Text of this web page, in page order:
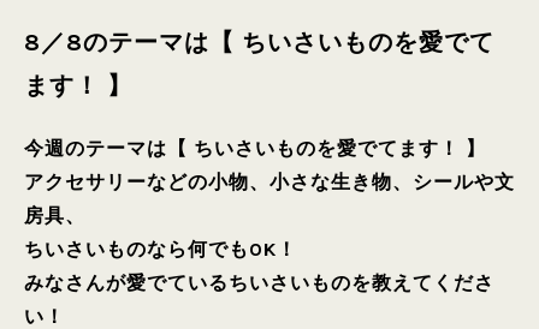
8／8のテーマは【 ちいさいものを愛でて
ます！ 】
今週のテーマは【 ちいさいものを愛でてます！ 】
アクセサリーなどの小物、小さな生き物、シールや文
房具、
ちいさいものなら何でもOK！
みなさんが愛でているちいさいものを教えてくださ
い！